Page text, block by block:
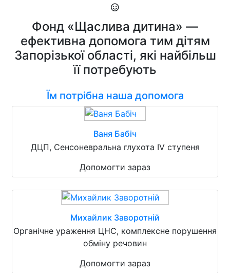
Фонд «Щаслива дитина» —
ефективна допомога тим дітям
Запорізької області, які найбільш
її потребують
Їм потрібна наша допомога
Ваня Бабіч
ДЦП, Сенсоневральна глухота IV ступеня
Допомогти зараз
Михайлик Заворотній
Органічне ураження ЦНС, комплексне порушення
обміну речовин
Допомогти зараз